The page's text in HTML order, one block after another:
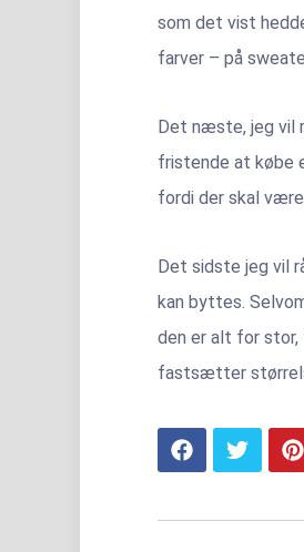
som det vist
farver – på
Det næste, jeg vil
fristende at købe
fordi der skal
Det sidste jeg vil
kan byttes.
den er alt for stor,
fastsætter